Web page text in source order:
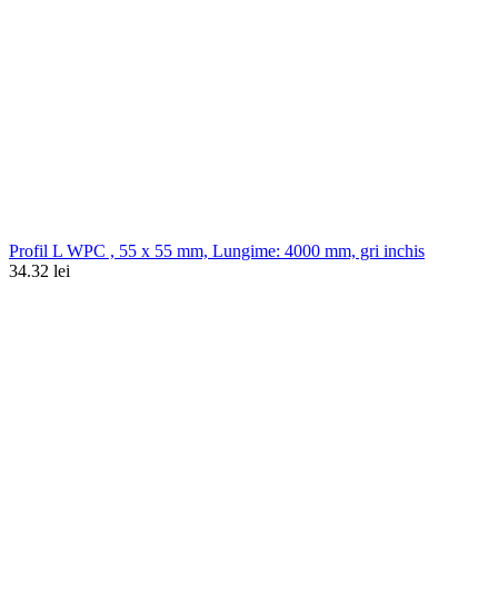
Profil L WPC , 55 x 55 mm, Lungime: 4000 mm, gri inchis
34.32 lei